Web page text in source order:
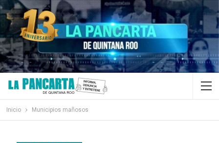
Inicio Municipios mañosos